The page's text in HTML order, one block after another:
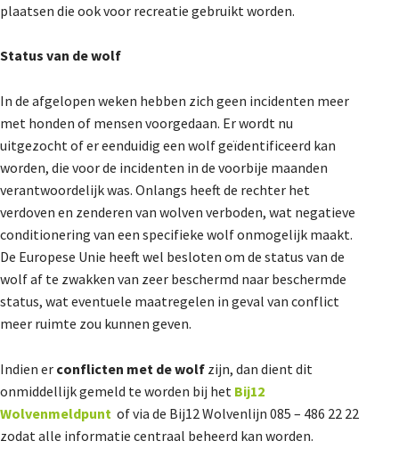
plaatsen die ook voor recreatie gebruikt worden.
Status van de wolf
In de afgelopen weken hebben zich geen incidenten meer
met honden of mensen voorgedaan. Er wordt nu
uitgezocht of er eenduidig een wolf geïdentificeerd kan
worden, die voor de incidenten in de voorbije maanden
verantwoordelijk was. Onlangs heeft de rechter het
verdoven en zenderen van wolven verboden, wat negatieve
conditionering van een specifieke wolf onmogelijk maakt.
De Europese Unie heeft wel besloten om de status van de
wolf af te zwakken van zeer beschermd naar beschermde
status, wat eventuele maatregelen in geval van conflict
meer ruimte zou kunnen geven.
Indien er conflicten met de wolf zijn, dan dient dit
onmiddellijk gemeld te worden bij het Bij12
Wolvenmeldpunt of via de Bij12 Wolvenlijn 085 – 486 22 22
zodat alle informatie centraal beheerd kan worden.